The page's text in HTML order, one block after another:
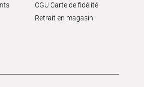
CGU Carte de fidélité
Retrait en magasin